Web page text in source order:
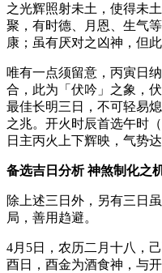
之光辉照射未土，使得未
聚，有时德、月恩、生气
康；虽有厌对之凶神，但
唯有一点须留意，丙寅日
合，此为「伏吟」之象，
最佳长明三日，不可轻易
之兆。开火时辰首选午时
日主丙火上下辉映，气势达
备选吉日分析 神煞制化之
除上述三日外，另有三日
局，善用趋避。
4月5日，农历二月十八，
酉日，酉金为酒食神，与